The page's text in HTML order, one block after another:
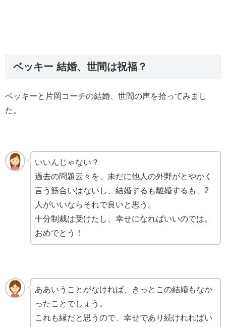
ベッキー 結婚、世間は祝福？
ベッキーと片岡コーチの結婚、世間の声を拾ってみまし
た。
いいんじゃない？
過去の問題云々を、未だに他人の外野がとやかく
言う筋合いはないし、結婚するも離婚するも、2
人がいいならそれで良いと思う。
十分制裁は受けたし、幸せになればいいのでは。
おめでとう！
ああいうことがなければ、きっとこの結婚もなか
ったことでしょう。
これも縁だと思うので、幸せであり続けれればい